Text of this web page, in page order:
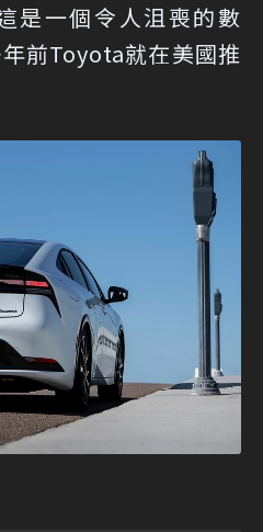
是一個令人沮喪的數
前Toyota就在美國推